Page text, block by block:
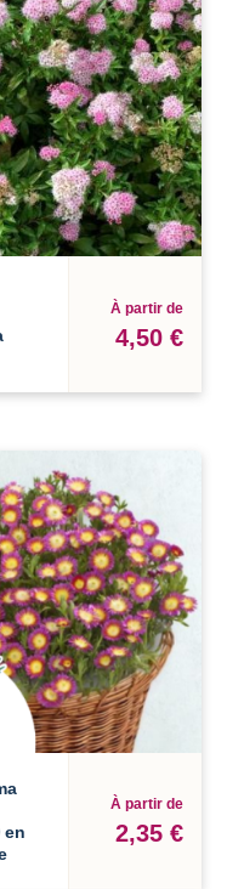
À partir de
4,50 €
en
À partir de
2,35 €